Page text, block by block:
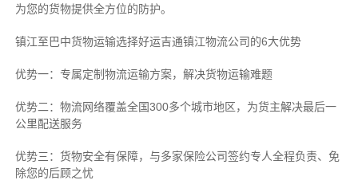
为您的货物提供全方位的防护。
镇江至巴中货物运输选择好运吉通镇江物流公司的6大优势
优势一：专属定制物流运输方案，解决货物运输难题
优势二：物流网络覆盖全国300多个城市地区，为货主解决最后一
公里配送服务
优势三：货物安全有保障，与多家保险公司签约专人全程负责、免
除您的后顾之忧